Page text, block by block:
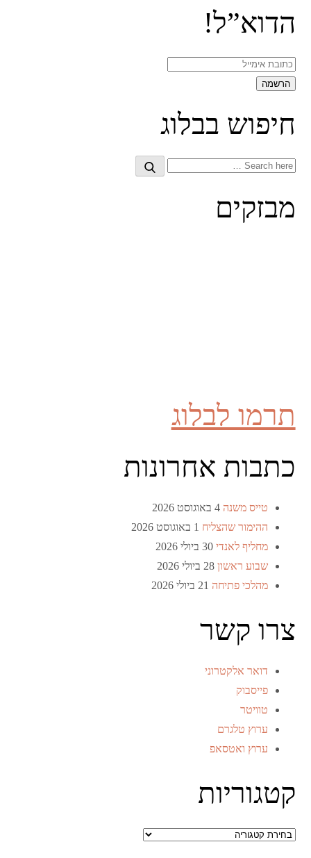
הדוא”ל!
חיפוש בבלוג
Search
Search
מבזקים
תרמו לבלוג
כתבות אחרונות
טייס משנה 4 באוגוסט 2026
ההימור שהצליח 1 באוגוסט 2026
מחליף לאנדי 30 ביולי 2026
שבוע ראשון 28 ביולי 2026
מהלכי פתיחה 21 ביולי 2026
צרו קשר
דואר אלקטרוני
פייסבוק
טוויטר
ערוץ טלגרם
ערוץ ואטסאפ
קטגוריות
קטגוריות